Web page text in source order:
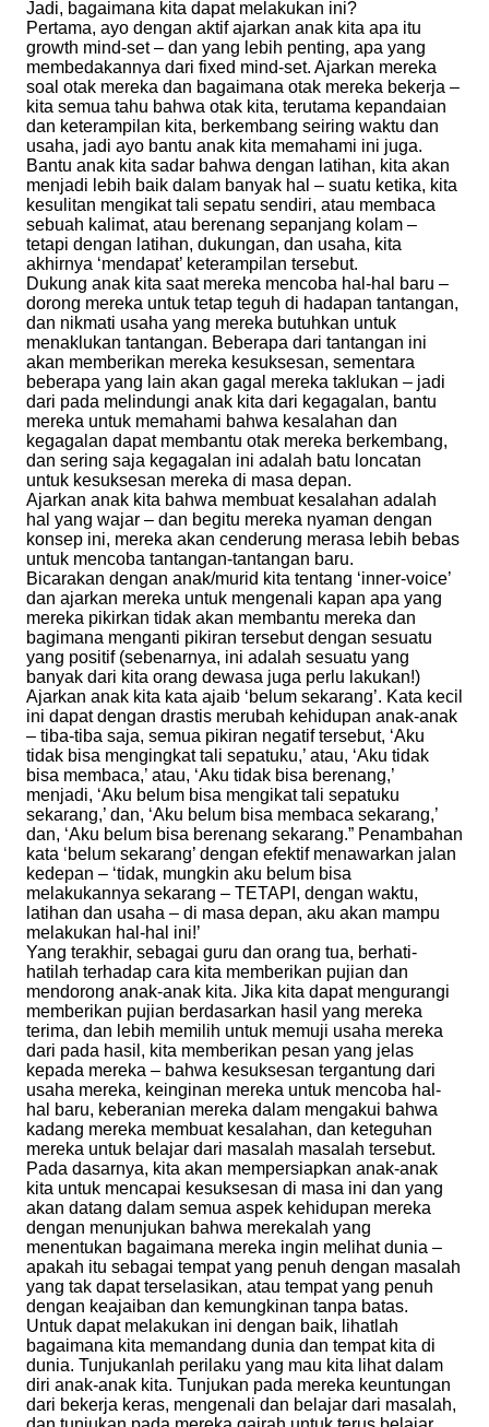
Jadi, bagaimana kita dapat melakukan ini?
Pertama, ayo dengan aktif ajarkan anak kita apa itu
growth mind-set – dan yang lebih penting, apa yang
membedakannya dari fixed mind-set. Ajarkan mereka
soal otak mereka dan bagaimana otak mereka bekerja –
kita semua tahu bahwa otak kita, terutama kepandaian
dan keterampilan kita, berkembang seiring waktu dan
usaha, jadi ayo bantu anak kita memahami ini juga.
Bantu anak kita sadar bahwa dengan latihan, kita akan
menjadi lebih baik dalam banyak hal – suatu ketika, kita
kesulitan mengikat tali sepatu sendiri, atau membaca
sebuah kalimat, atau berenang sepanjang kolam –
tetapi dengan latihan, dukungan, dan usaha, kita
akhirnya ‘mendapat’ keterampilan tersebut.
Dukung anak kita saat mereka mencoba hal-hal baru –
dorong mereka untuk tetap teguh di hadapan tantangan,
dan nikmati usaha yang mereka butuhkan untuk
menaklukan tantangan. Beberapa dari tantangan ini
akan memberikan mereka kesuksesan, sementara
beberapa yang lain akan gagal mereka taklukan – jadi
dari pada melindungi anak kita dari kegagalan, bantu
mereka untuk memahami bahwa kesalahan dan
kegagalan dapat membantu otak mereka berkembang,
dan sering saja kegagalan ini adalah batu loncatan
untuk kesuksesan mereka di masa depan.
Ajarkan anak kita bahwa membuat kesalahan adalah
hal yang wajar – dan begitu mereka nyaman dengan
konsep ini, mereka akan cenderung merasa lebih bebas
untuk mencoba tantangan-tantangan baru.
Bicarakan dengan anak/murid kita tentang ‘inner-voice’
dan ajarkan mereka untuk mengenali kapan apa yang
mereka pikirkan tidak akan membantu mereka dan
bagimana menganti pikiran tersebut dengan sesuatu
yang positif (sebenarnya, ini adalah sesuatu yang
banyak dari kita orang dewasa juga perlu lakukan!)
Ajarkan anak kita kata ajaib ‘belum sekarang’. Kata kecil
ini dapat dengan drastis merubah kehidupan anak-anak
– tiba-tiba saja, semua pikiran negatif tersebut, ‘Aku
tidak bisa mengingkat tali sepatuku,’ atau, ‘Aku tidak
bisa membaca,’ atau, ‘Aku tidak bisa berenang,’
menjadi, ‘Aku belum bisa mengikat tali sepatuku
sekarang,’ dan, ‘Aku belum bisa membaca sekarang,’
dan, ‘Aku belum bisa berenang sekarang.” Penambahan
kata ‘belum sekarang’ dengan efektif menawarkan jalan
kedepan – ‘tidak, mungkin aku belum bisa
melakukannya sekarang – TETAPI, dengan waktu,
latihan dan usaha – di masa depan, aku akan mampu
melakukan hal-hal ini!’
Yang terakhir, sebagai guru dan orang tua, berhati-
hatilah terhadap cara kita memberikan pujian dan
mendorong anak-anak kita. Jika kita dapat mengurangi
memberikan pujian berdasarkan hasil yang mereka
terima, dan lebih memilih untuk memuji usaha mereka
dari pada hasil, kita memberikan pesan yang jelas
kepada mereka – bahwa kesuksesan tergantung dari
usaha mereka, keinginan mereka untuk mencoba hal-
hal baru, keberanian mereka dalam mengakui bahwa
kadang mereka membuat kesalahan, dan keteguhan
mereka untuk belajar dari masalah masalah tersebut.
Pada dasarnya, kita akan mempersiapkan anak-anak
kita untuk mencapai kesuksesan di masa ini dan yang
akan datang dalam semua aspek kehidupan mereka
dengan menunjukan bahwa merekalah yang
menentukan bagaimana mereka ingin melihat dunia –
apakah itu sebagai tempat yang penuh dengan masalah
yang tak dapat terselasikan, atau tempat yang penuh
dengan keajaiban dan kemungkinan tanpa batas.
Untuk dapat melakukan ini dengan baik, lihatlah
bagaimana kita memandang dunia dan tempat kita di
dunia. Tunjukanlah perilaku yang mau kita lihat dalam
diri anak-anak kita. Tunjukan pada mereka keuntungan
dari bekerja keras, mengenali dan belajar dari masalah,